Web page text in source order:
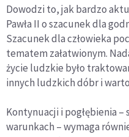
Dowodzi to, jak bardzo
Pawła II o szacunek dla
Szacunek dla człowieka
tematem załatwionym.
życie ludzkie było
innych ludzkich dóbr i
Kontynuacji i pogłębienia
warunkach – wymaga